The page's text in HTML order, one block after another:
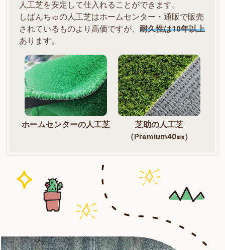
人工芝を安定して仕入れることができます。
しばんちゅの人工芝はホームセンター・通販で販売
されているものより高価ですが、耐久性は10年以上
あります。
ホームセンターの人工芝
芝助の人工芝
（Premium40㎜）